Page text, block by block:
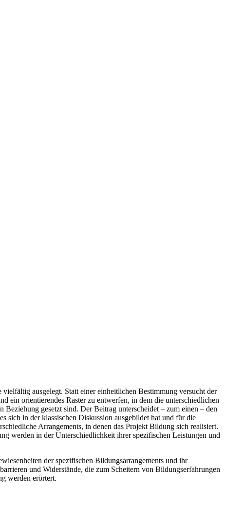
ausgelegt. Statt einer einheitlichen Bestimmung versucht der
ein orientierendes Raster zu entwerfen, in dem die unterschiedlichen
gesetzt sind. Der Beitrag unterscheidet – zum einen – den
in der klassischen Diskussion ausgebildet hat und für die
Arrangements, in denen das Projekt Bildung sich realisiert.
werden in der Unterschiedlichkeit ihrer spezifischen Leistungen und
der spezifischen Bildungsarrangements und ihr
und Widerstände, die zum Scheitern von Bildungserfahrungen
werden erörtert.